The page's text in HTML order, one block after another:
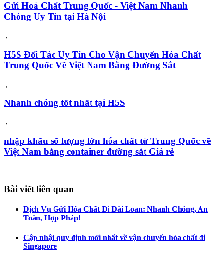
Gửi Hoá Chất Trung Quốc - Việt Nam Nhanh
Chóng Uy Tín tại Hà Nội
,
H5S Đối Tác Uy Tín Cho Vận Chuyển Hóa Chất
Trung Quốc Về Việt Nam Bằng Đường Sắt
,
Nhanh chóng tốt nhất tại H5S
,
nhập khẩu số lượng lớn hóa chất từ Trung Quốc về
Việt Nam bằng container đường sắt Giá rẻ
Bài viết liên quan
Dịch Vụ Gửi Hóa Chất Đi Đài Loan: Nhanh Chóng, An
Toàn, Hợp Pháp!
Cập nhật quy định mới nhất về vận chuyển hóa chất đi
Singapore